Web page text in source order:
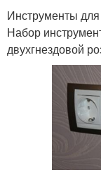
Инструменты для
Набор
двухгнездовой